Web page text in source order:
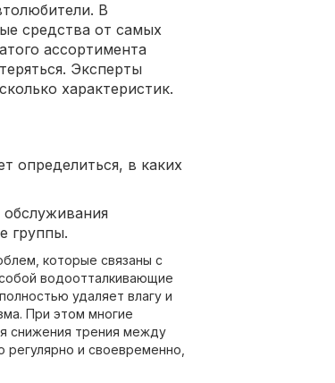
В
средства от самых
ассортимента
Эксперты
характеристик.
определиться, в каких
группы.
которые связаны с
водоотталкивающие
удаляет влагу и
При этом многие
снижения трения между
и своевременно,